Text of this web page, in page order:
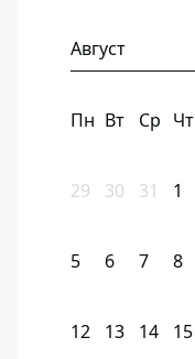
Август
Пн Вт Ср Чт
29 30 31 1
5 6 7 8
12 13 14 15